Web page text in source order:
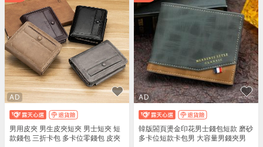
AD
男用皮夾 男生皮夾短夾 男士短夾 短
款錢包 三折卡包 多卡位零錢包 皮夾
AD
韓版閤頁燙金印花男士錢包短款 磨砂
多卡位短款卡包男 大容量男錢夾男